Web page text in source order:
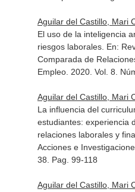
Aguilar del Castillo, Mari
El uso de la inteligencia
riesgos laborales. En:
Comparada de
Empleo. 2020. Vol. 8.
Aguilar del Castillo, Mari
La influencia del
estudiantes: experiencia
relaciones laborales y
Acciones e
38. Pag. 99-118
Aguilar del Castillo, Mari